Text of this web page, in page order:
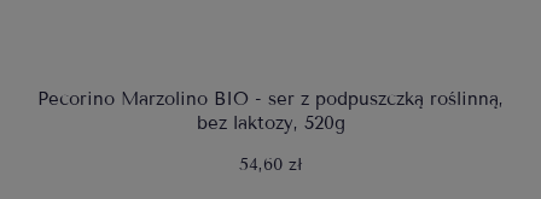
Pecorino Marzolino BIO - ser z podpuszczką roślinną,
bez laktozy, 520g
54,60 zł